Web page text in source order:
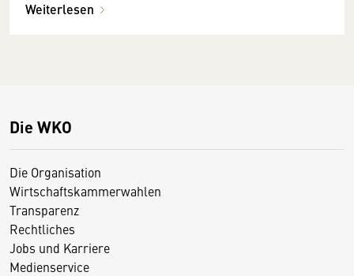
Weiterlesen
Die WKO
Die Organisation
Wirtschaftskammerwahlen
Transparenz
Rechtliches
Jobs und Karriere
Medienservice